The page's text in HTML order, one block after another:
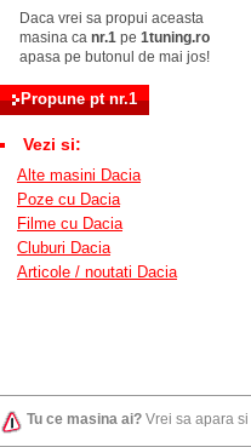
Daca vrei sa propui aceasta
masina ca nr.1 pe 1tuning.ro
apasa pe butonul de mai jos!
Vezi si:
Alte masini Dacia
Poze cu Dacia
Filme cu Dacia
Cluburi Dacia
Articole / noutati Dacia
Tu ce masina ai? Vrei sa apara